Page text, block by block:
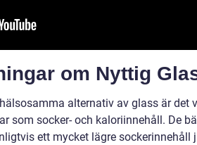
om Nyttig
alternativ av glass är det
som socker- och kaloriinnehåll. De
ett mycket lägre sockerinnehåll